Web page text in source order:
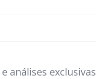
análises exclusivas